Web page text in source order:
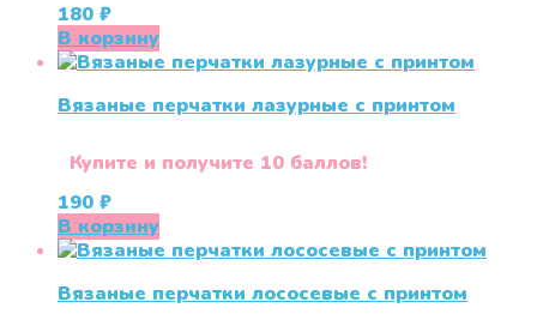
180 ₽
В корзину
Вязаные перчатки лазурные с принтом
Купите и получите 10 баллов!
190 ₽
В корзину
Вязаные перчатки лососевые с принтом